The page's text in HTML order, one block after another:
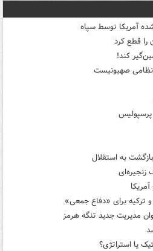
آمریکا توسط سپاه
را قطع کرد
کند!
نظامی صهیونیست
پرسپولیس
به استقلال
ترکیه برای «دفاع جمعی»
مدیریت جدید تنگه هرمز
یا استراتژی؟